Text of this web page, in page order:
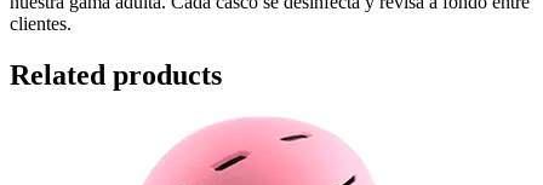
clientes.
Related products